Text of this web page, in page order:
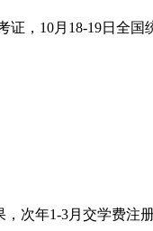
，10月18-19日全
次年1-3月交学费注